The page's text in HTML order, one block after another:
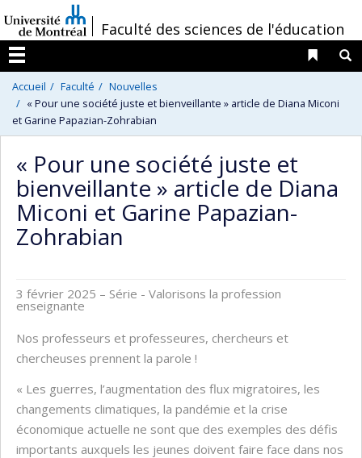
au
contenu
/Faculté des sciences de l'éducation
Menu
Liens
Accueil Faculté
Nouvelles
« Pour une société juste et bienveillante » article de Diana Miconi
et Garine Papazian-Zohrabian
« Pour une société juste et
bienveillante » article de Diana
Miconi et Garine Papazian-
Zohrabian
3 février 2025 – Série - Valorisons la profession
enseignante
Nos professeurs et professeures, chercheurs et
chercheuses prennent la parole !
« Les guerres, l’augmentation des flux migratoires, les
changements climatiques, la pandémie et la crise
économique actuelle ne sont que des exemples des défis
importants auxquels les jeunes doivent faire face dans nos